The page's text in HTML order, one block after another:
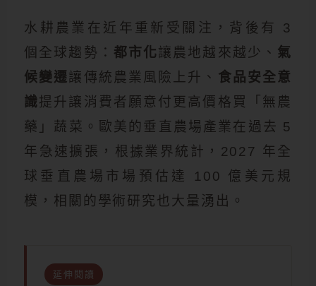
水耕農業在近年重新受關注，背後有 3
個全球趨勢： 都市化讓農地越來越少、 氣
候變遷讓傳統農業風險上升、 食品安全意
識提升讓消費者願意付更高價格買「無農
藥」蔬菜。歐美的垂直農場產業在過去 5
年急速擴張，根據業界統計，2027 年全
球垂直農場市場預估達 100 億美元規
模，相關的學術研究也大量湧出。
延伸閱讀